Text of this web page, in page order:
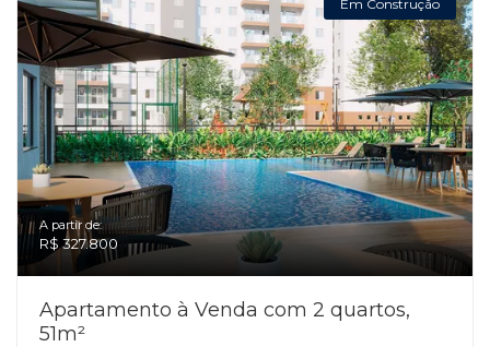
Em Construção
A partir de:
R$ 327.800
Apartamento à Venda com 2 quartos,
51m²